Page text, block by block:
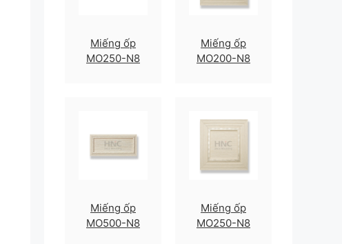
Miếng ốp
MO250-N8
Miếng ốp
MO200-N8
Miếng ốp
MO500-N8
Miếng ốp
MO250-N8